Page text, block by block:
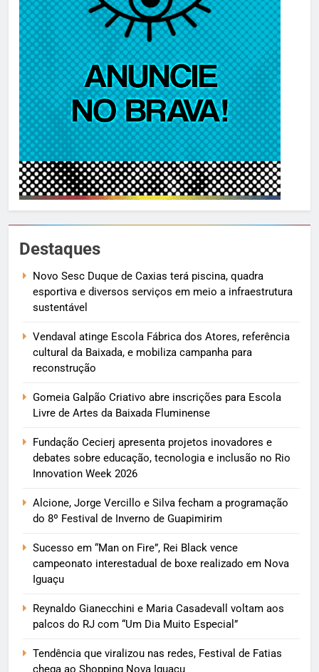
Destaques
Novo Sesc Duque de Caxias terá piscina, quadra
esportiva e diversos serviços em meio a infraestrutura
sustentável
Vendaval atinge Escola Fábrica dos Atores, referência
cultural da Baixada, e mobiliza campanha para
reconstrução
Gomeia Galpão Criativo abre inscrições para Escola
Livre de Artes da Baixada Fluminense
Fundação Cecierj apresenta projetos inovadores e
debates sobre educação, tecnologia e inclusão no Rio
Innovation Week 2026
Alcione, Jorge Vercillo e Silva fecham a programação
do 8º Festival de Inverno de Guapimirim
Sucesso em “Man on Fire”, Rei Black vence
campeonato interestadual de boxe realizado em Nova
Iguaçu
Reynaldo Gianecchini e Maria Casadevall voltam aos
palcos do RJ com “Um Dia Muito Especial”
Tendência que viralizou nas redes, Festival de Fatias
chega ao Shopping Nova Iguaçu